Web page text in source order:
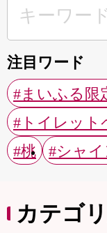
注目ワード
#まいふる限
#トイレット
#桃
#シャ
カテゴ